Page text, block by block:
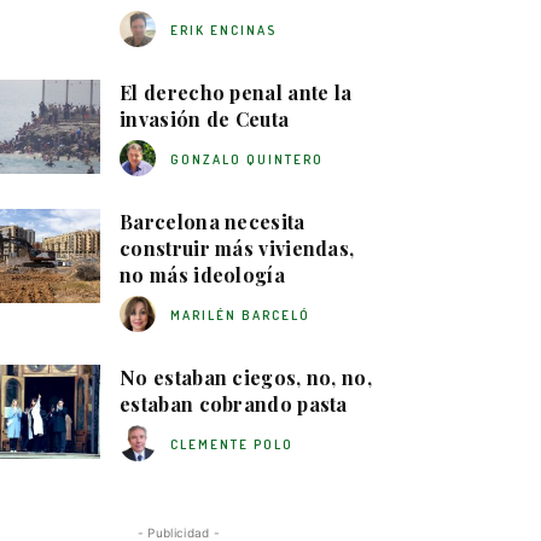
ERIK ENCINAS
El derecho penal ante la
invasión de Ceuta
GONZALO QUINTERO
Barcelona necesita
construir más viviendas,
no más ideología
MARILÉN BARCELÓ
No estaban ciegos, no, no,
estaban cobrando pasta
CLEMENTE POLO
- Publicidad -